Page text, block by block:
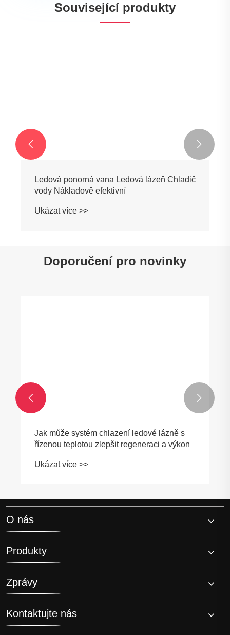
Související produkty
Ledová ponorná vana Ledová lázeň Chladič
vody Nákladově efektivní
Ukázat více >>
 
Doporučení pro novinky
Jak může systém chlazení ledové lázně s
řízenou teplotou zlepšit regeneraci a výkon
Ukázat více >>
 
O nás
Produkty
Zprávy
Kontaktujte nás